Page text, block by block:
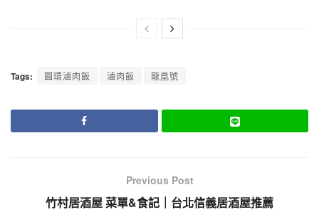
Tags: 圓環滷肉飯 滷肉飯 龍凰號
Previous Post
竹村居酒屋 菜單&食記｜台北信義居酒屋推薦